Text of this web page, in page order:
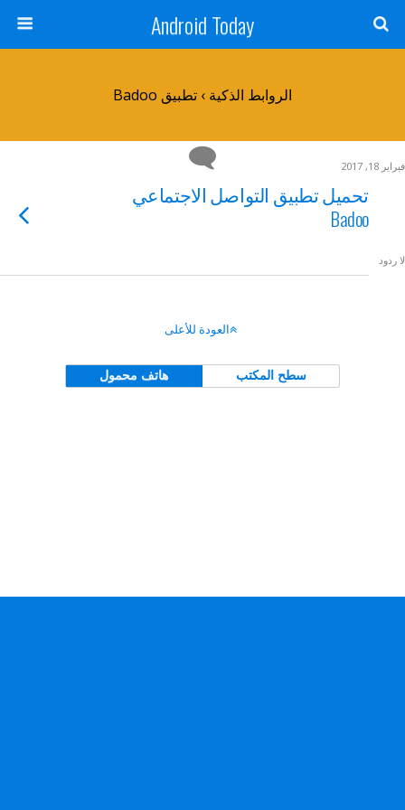
Android Today
الروابط الذكية › تطبيق Badoo
فبراير 18, 2017
تحميل تطبيق التواصل الاجتماعي
Badoo
لا ردود
العودة للأعلى
هاتف محمول سطح المكتب